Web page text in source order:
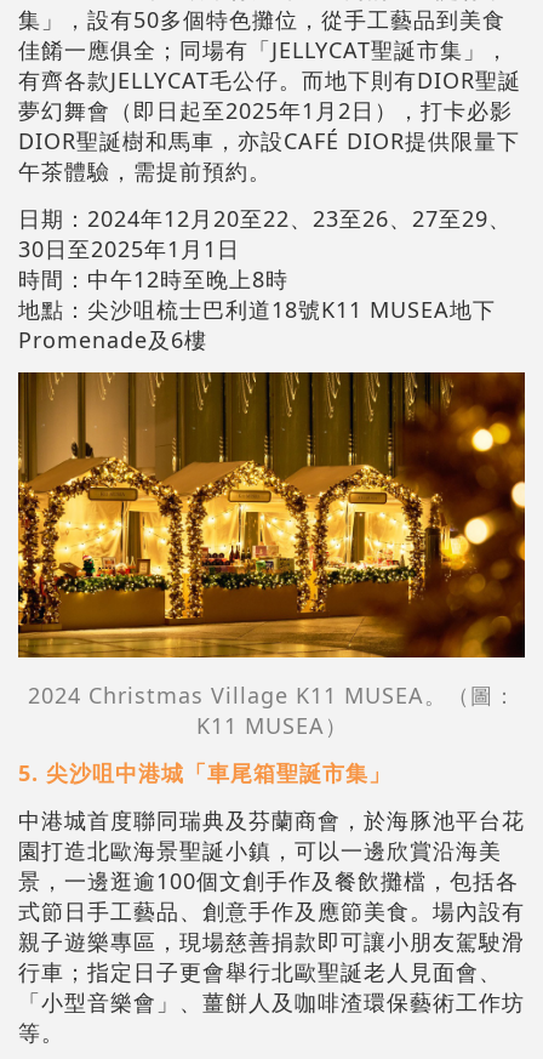
集」，設有50多個特色攤位，從手工藝品到美食
佳餚一應俱全；同場有「JELLYCAT聖誕市集」，
有齊各款JELLYCAT毛公仔。而地下則有DIOR聖誕
夢幻舞會（即日起至2025年1月2日），打卡必影
DIOR聖誕樹和馬車，亦設CAFÉ DIOR提供限量下
午茶體驗，需提前預約。
日期：2024年12月20至22、23至26、27至29、
30日至2025年1月1日
時間：中午12時至晚上8時
地點：尖沙咀梳士巴利道18號K11 MUSEA地下
Promenade及6樓
2024 Christmas Village K11 MUSEA。
（圖：
K11 MUSEA）
5. 尖沙咀中港城「車尾箱聖誕市集」
中港城首度聯同瑞典及芬蘭商會，於海豚池平台花
園打造北歐海景聖誕小鎮，可以一邊欣賞沿海美
景，一邊逛逾100個文創手作及餐飲攤檔，包括各
式節日手工藝品、創意手作及應節美食。場內設有
親子遊樂專區，現場慈善捐款即可讓小朋友駕駛滑
行車；指定日子更會舉行北歐聖誕老人見面會、
「小型音樂會」、薑餅人及咖啡渣環保藝術工作坊
等。